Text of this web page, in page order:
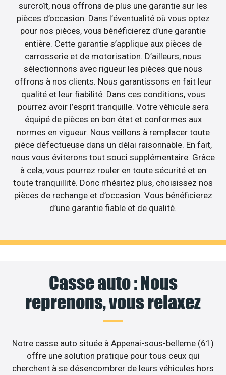
surcroît, nous offrons de plus une garantie sur les
pièces d’occasion. Dans l’éventualité où vous optez
pour nos pièces, vous bénéficierez d’une garantie
entière. Cette garantie s’applique aux pièces de
carrosserie et de motorisation. D’ailleurs, nous
sélectionnons avec rigueur les pièces que nous
offrons à nos clients. Nous garantissons en fait leur
qualité et leur fiabilité. Dans ces conditions, vous
pourrez avoir l’esprit tranquille. Votre véhicule sera
équipé de pièces en bon état et conformes aux
normes en vigueur. Nous veillons à remplacer toute
pièce défectueuse dans un délai raisonnable. En fait,
nous vous éviterons tout souci supplémentaire. Grâce
à cela, vous pourrez rouler en toute sécurité et en
toute tranquillité. Donc n’hésitez plus, choisissez nos
pièces de rechange et d’occasion. Vous bénéficierez
d’une garantie fiable et de qualité.
Casse auto : Nous
reprenons, vous relaxez
Notre casse auto située à Appenai-sous-belleme (61)
offre une solution pratique pour tous ceux qui
cherchent à se désencombrer de leurs véhicules hors